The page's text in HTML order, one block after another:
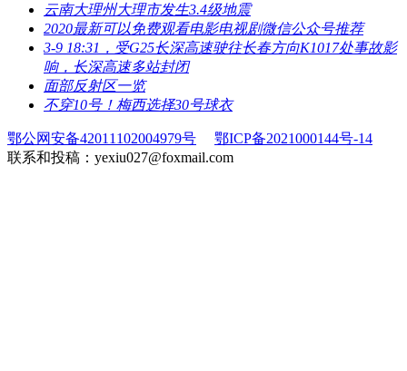
​云南大理州大理市发生3.4级地震
​2020最新可以免费观看电影电视剧微信公众号推荐
​3-9 18:31，受G25长深高速驶往长春方向K1017处事故影
响，长深高速多站封闭
​面部反射区一览
​不穿10号！梅西选择30号球衣
鄂公网安备42011102004979号
鄂ICP备2021000144号-14
联系和投稿：yexiu027@foxmail.com